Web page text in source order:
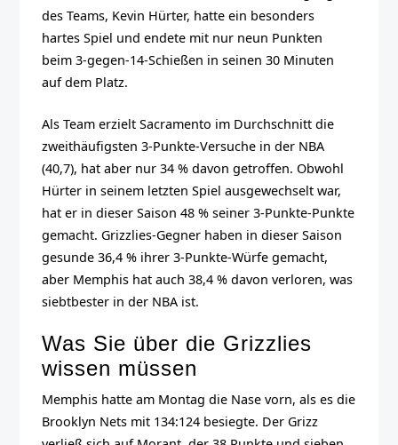
des Teams, Kevin Hürter, hatte ein besonders
hartes Spiel und endete mit nur neun Punkten
beim 3-gegen-14-Schießen in seinen 30 Minuten
auf dem Platz.
Als Team erzielt Sacramento im Durchschnitt die
zweithäufigsten 3-Punkte-Versuche in der NBA
(40,7), hat aber nur 34 % davon getroffen. Obwohl
Hürter in seinem letzten Spiel ausgewechselt war,
hat er in dieser Saison 48 % seiner 3-Punkte-Punkte
gemacht. Grizzlies-Gegner haben in dieser Saison
gesunde 36,4 % ihrer 3-Punkte-Würfe gemacht,
aber Memphis hat auch 38,4 % davon verloren, was
siebtbester in der NBA ist.
Was Sie über die Grizzlies
wissen müssen
Memphis hatte am Montag die Nase vorn, als es die
Brooklyn Nets mit 134:124 besiegte. Der Grizz